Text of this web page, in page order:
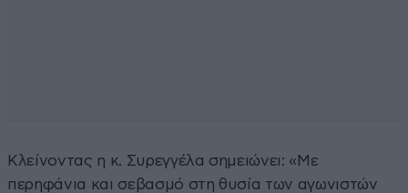
Κλείνοντας η κ. Συρεγγέλα σημειώνει: «Με
περηφάνια και σεβασμό στη θυσία των αγωνιστών